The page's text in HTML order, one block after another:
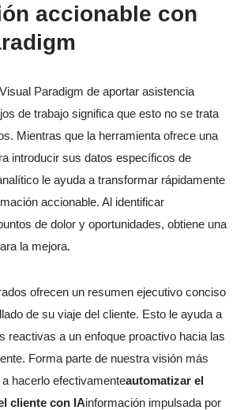
accionable con
Paradigm de aportar asistencia
de trabajo significa que esto no se trata
Mientras que la herramienta ofrece una
introducir sus datos específicos de
le ayuda a transformar rápidamente
accionable. Al identificar
de dolor y oportunidades, obtiene una
la mejora.
ofrecen un resumen ejecutivo conciso
de su viaje del cliente. Esto le ayuda a
reactivas a un enfoque proactivo hacia las
Forma parte de nuestra visión más
hacerlo efectivamenteautomatizar el
cliente con IAinformación impulsada por